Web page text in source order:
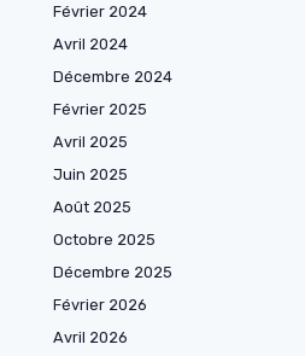
Février 2024
Avril 2024
Décembre 2024
Février 2025
Avril 2025
Juin 2025
Août 2025
Octobre 2025
Décembre 2025
Février 2026
Avril 2026